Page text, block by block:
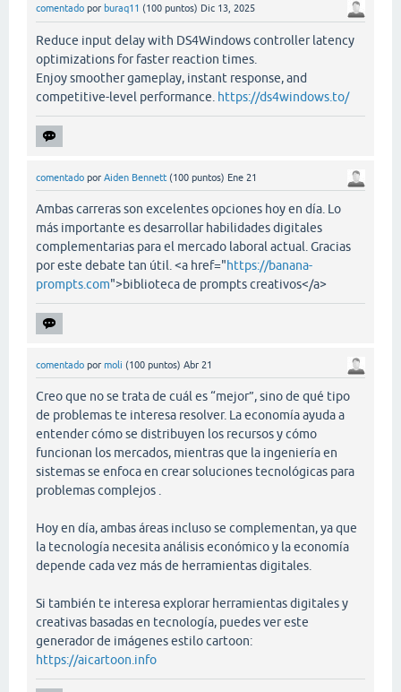
comentado por buraq11 (100 puntos) Dic 13, 2025
Reduce input delay with DS4Windows controller latency
optimizations for faster reaction times.
Enjoy smoother gameplay, instant response, and
competitive-level performance. https://ds4windows.to/
comentado por Aiden Bennett (100 puntos) Ene 21
Ambas carreras son excelentes opciones hoy en día. Lo
más importante es desarrollar habilidades digitales
complementarias para el mercado laboral actual. Gracias
por este debate tan útil. <a href="https://banana-
prompts.com">biblioteca de prompts creativos</a>
comentado por moli (100 puntos) Abr 21
Creo que no se trata de cuál es “mejor”, sino de qué tipo
de problemas te interesa resolver. La economía ayuda a
entender cómo se distribuyen los recursos y cómo
funcionan los mercados, mientras que la ingeniería en
sistemas se enfoca en crear soluciones tecnológicas para
problemas complejos .
Hoy en día, ambas áreas incluso se complementan, ya que
la tecnología necesita análisis económico y la economía
depende cada vez más de herramientas digitales.
Si también te interesa explorar herramientas digitales y
creativas basadas en tecnología, puedes ver este
generador de imágenes estilo cartoon:
https://aicartoon.info